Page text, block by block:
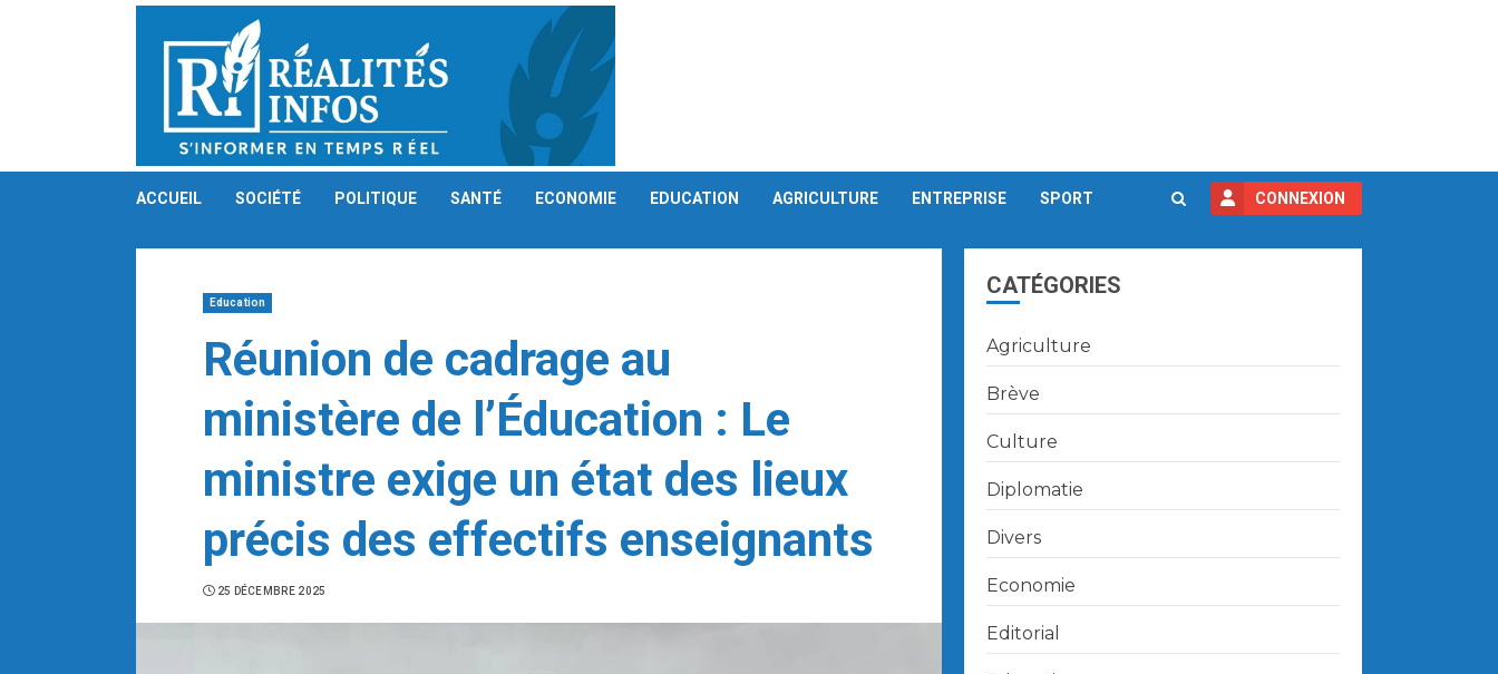
ACCUEIL SOCIÉTÉ POLITIQUE SANTÉ ECONOMIE EDUCATION AGRICULTURE ENTREPRISE SPORT CONNEXION
Education
Réunion de cadrage au
ministère de l’Éducation : Le
ministre exige un état des lieux
précis des effectifs enseignants
25 DÉCEMBRE 2025
CATÉGORIES
Agriculture
Brève
Culture
Diplomatie
Divers
Economie
Editorial